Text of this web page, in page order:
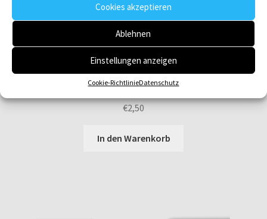
Cookies akzeptieren
Ablehnen
Einstellungen anzeigen
Cookie-RichtlinieDatenschutz
Gotteslob GL 502 Christe, du Lamm Gottes (Graz) (L)
€2,50
In den Warenkorb